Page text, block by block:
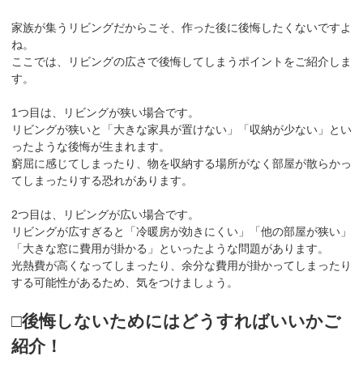
家族が集うリビングだからこそ、作った後に後悔したくないですよ
ね。
ここでは、リビングの広さで後悔してしまうポイントをご紹介しま
す。
1つ目は、リビングが狭い場合です。
リビングが狭いと「大きな家具が置けない」「収納が少ない」とい
ったような後悔が生まれます。
窮屈に感じてしまったり、物を収納する場所がなく部屋が散らかっ
てしまったりする恐れがあります。
2つ目は、リビングが広い場合です。
リビングが広すぎると「冷暖房が効きにくい」「他の部屋が狭い」
「大きな窓に費用が掛かる」といったような問題があります。
光熱費が高くなってしまったり、余分な費用が掛かってしまったり
する可能性があるため、気をつけましょう。
□後悔しないためにはどうすればいいかご
紹介！